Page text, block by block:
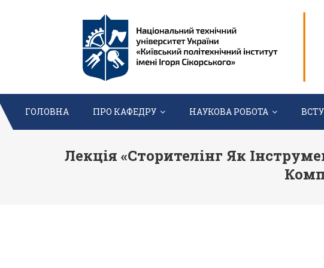
ГОЛОВНА ПРО КАФЕДРУ НАУКОВА РОБОТА
Лекція «Сторителінг Як